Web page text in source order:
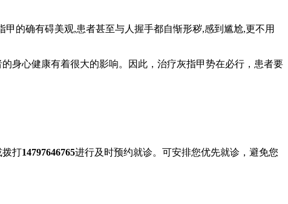
的确有碍美观,患者甚至与人握手都自惭形秽,感到尴尬,更不用
心健康有着很大的影响。因此，治疗灰指甲势在必行，患者要
拨打14797646765进行及时预约就诊。可安排您优先就诊，避免您